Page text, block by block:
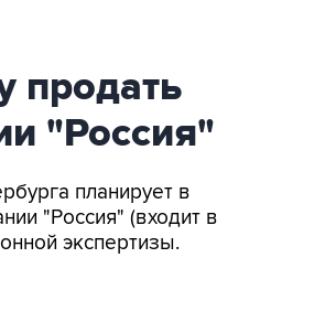
продать
"Россия"
планирует в
"Россия" (входит в
экспертизы.